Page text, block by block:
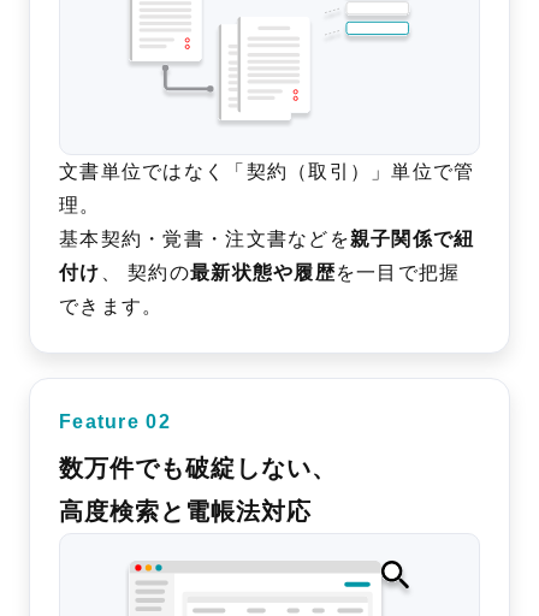
文書単位ではなく「契約（取引）」単位で管
理。
基本契約・覚書・注文書などを親子関係で紐
付け 、 契約の最新状態や履歴を一目で把握
できます。
Feature 02
数万件でも破綻しない、
高度検索と電帳法対応